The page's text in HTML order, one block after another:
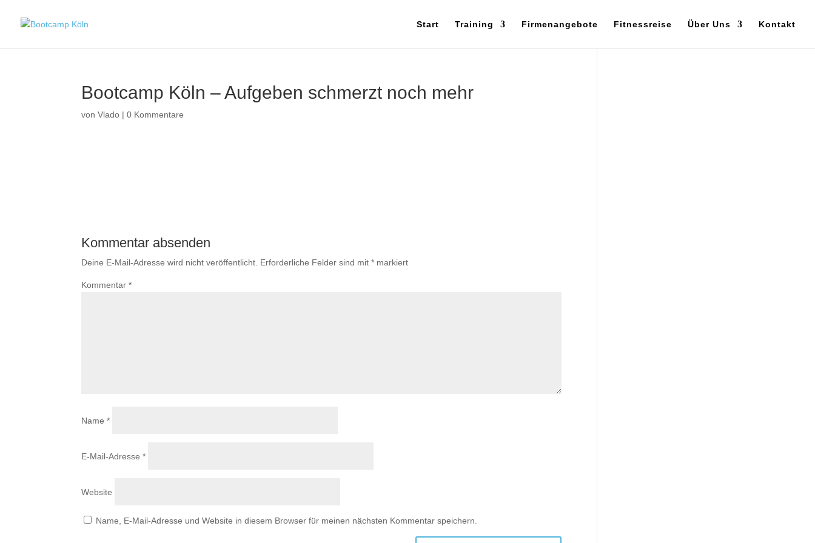
Start Training Firmenangebote Fitnessreise Über Uns Kontakt
Bootcamp Köln – Aufgeben schmerzt noch mehr
vonVlado |0 Kommentare
Kommentar absenden
Deine E-Mail-Adresse wird nicht veröffentlicht. Erforderliche Felder sind mit* markiert
Kommentar*
Name*
E-Mail-Adresse*
Website
Name, E-Mail-Adresse und Website in diesem Browser für meinen nächsten Kommentar speichern.